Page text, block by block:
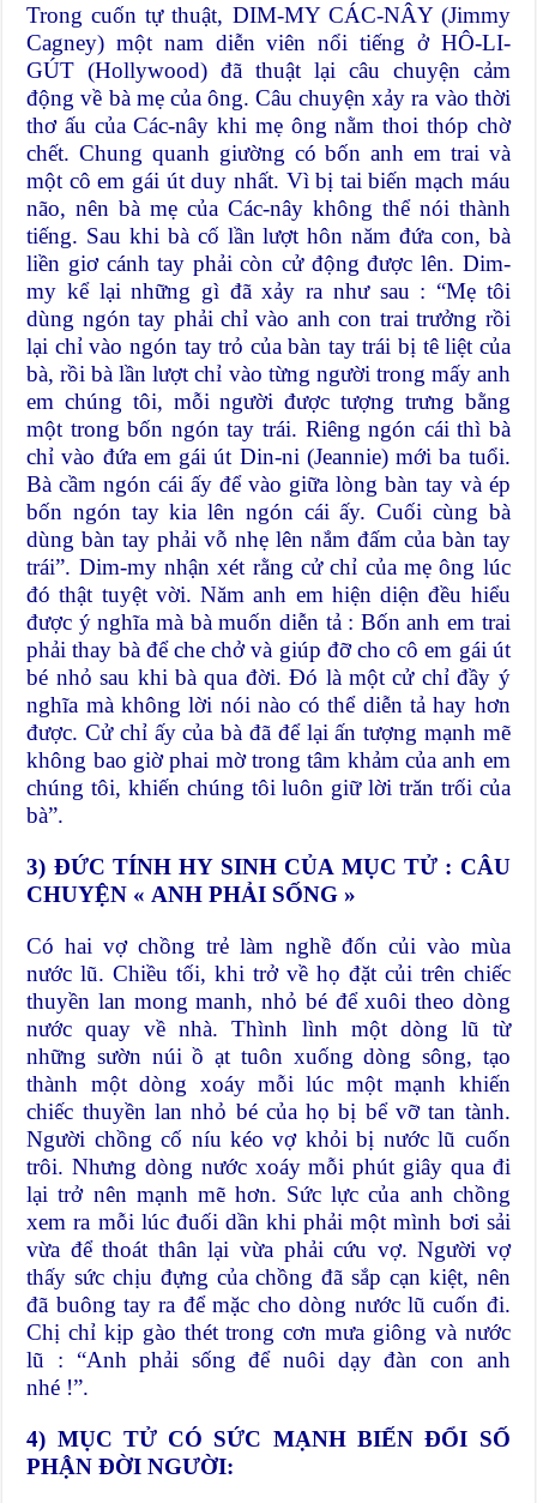
Trong cuốn tự thuật, DIM-MY CÁC-NÂY (Jimmy
Cagney) một nam diễn viên nổi tiếng ở HÔ-LI-
GÚT (Hollywood) đã thuật lại câu chuyện cảm
động về bà mẹ của ông. Câu chuyện xảy ra vào thời
thơ ấu của Các-nây khi mẹ ông nằm thoi thóp chờ
chết. Chung quanh giường có bốn anh em trai và
một cô em gái út duy nhất. Vì bị tai biến mạch máu
não, nên bà mẹ của Các-nây không thể nói thành
tiếng. Sau khi bà cố lần lượt hôn năm đứa con, bà
liền giơ cánh tay phải còn cử động được lên. Dim-
my kể lại những gì đã xảy ra như sau : “Mẹ tôi
dùng ngón tay phải chỉ vào anh con trai trưởng rồi
lại chỉ vào ngón tay trỏ của bàn tay trái bị tê liệt của
bà, rồi bà lần lượt chỉ vào từng người trong mấy anh
em chúng tôi, mỗi người được tượng trưng bằng
một trong bốn ngón tay trái. Riêng ngón cái thì bà
chỉ vào đứa em gái út Din-ni (Jeannie) mới ba tuổi.
Bà cầm ngón cái ấy để vào giữa lòng bàn tay và ép
bốn ngón tay kia lên ngón cái ấy. Cuối cùng bà
dùng bàn tay phải vỗ nhẹ lên nắm đấm của bàn tay
trái”. Dim-my nhận xét rằng cử chỉ của mẹ ông lúc
đó thật tuyệt vời. Năm anh em hiện diện đều hiểu
được ý nghĩa mà bà muốn diễn tả : Bốn anh em trai
phải thay bà để che chở và giúp đỡ cho cô em gái út
bé nhỏ sau khi bà qua đời. Đó là một cử chỉ đầy ý
nghĩa mà không lời nói nào có thể diễn tả hay hơn
được. Cử chỉ ấy của bà đã để lại ấn tượng mạnh mẽ
không bao giờ phai mờ trong tâm khảm của anh em
chúng tôi, khiến chúng tôi luôn giữ lời trăn trối của
bà”.
3) ĐỨC TÍNH HY SINH CỦA MỤC TỬ : CÂU
CHUYỆN « ANH PHẢI SỐNG »
Có hai vợ chồng trẻ làm nghề đốn củi vào mùa
nước lũ. Chiều tối, khi trở về họ đặt củi trên chiếc
thuyền lan mong manh, nhỏ bé để xuôi theo dòng
nước quay về nhà. Thình lình một dòng lũ từ
những sườn núi ồ ạt tuôn xuống dòng sông, tạo
thành một dòng xoáy mỗi lúc một mạnh khiến
chiếc thuyền lan nhỏ bé của họ bị bể vỡ tan tành.
Người chồng cố níu kéo vợ khỏi bị nước lũ cuốn
trôi. Nhưng dòng nước xoáy mỗi phút giây qua đi
lại trở nên mạnh mẽ hơn. Sức lực của anh chồng
xem ra mỗi lúc đuối dần khi phải một mình bơi sải
vừa để thoát thân lại vừa phải cứu vợ. Người vợ
thấy sức chịu đựng của chồng đã sắp cạn kiệt, nên
đã buông tay ra để mặc cho dòng nước lũ cuốn đi.
Chị chỉ kịp gào thét trong cơn mưa giông và nước
lũ : “Anh phải sống để nuôi dạy đàn con anh
nhé !”.
4) MỤC TỬ CÓ SỨC MẠNH BIẾN ĐỔI SỐ
PHẬN ĐỜI NGƯỜI: